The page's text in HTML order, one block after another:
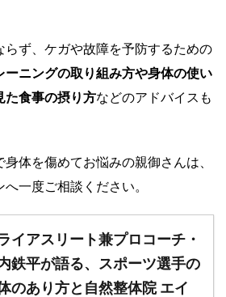
らず、ケガや故障を予防するための
ーニングの取り組み方や身体の使い
た食事の摂り方などのアドバイスも
体を傷めてお悩みの親御さんは、
一度ご相談ください。
イアスリート兼プロコーチ・
鉄平が語る、スポーツ選手の
のあり方と自然整体院 エイ